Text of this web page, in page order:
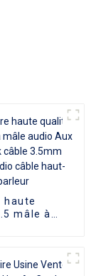
haute
mâle à